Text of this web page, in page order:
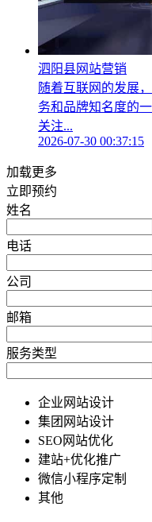
泗阳县网站营销
随着互联网的发展
务和品牌知名度的
关注...
2026-07-30 00:37:15
加载更多
立即预约
姓名
电话
公司
邮箱
服务类型
企业网站设计
集团网站设计
SEO网站优化
建站+优化推广
微信小程序定制
其他